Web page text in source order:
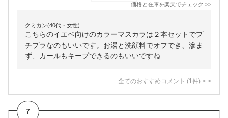
価格と在庫を楽天でチェック >>
クミカン(40代・女性)
こちらのイエベ向けのカラーマスカラは２本セットでプ
チプラなのもいいです。お湯と洗顔料でオフでき、滲ま
ず、カールもキープできるのもいいですね
全てのおすすめコメント (1 件) >
7